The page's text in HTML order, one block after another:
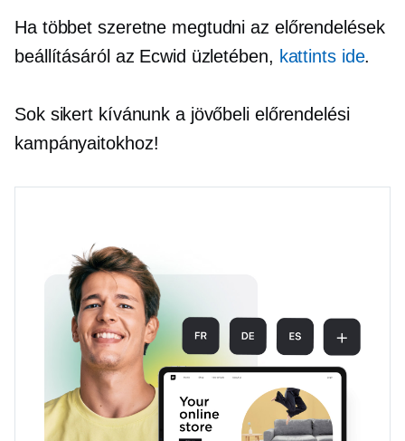
Ha többet szeretne megtudni az előrendelések
beállításáról az Ecwid üzletében, kattints ide.
Sok sikert kívánunk a jövőbeli előrendelési
kampányaitokhoz!